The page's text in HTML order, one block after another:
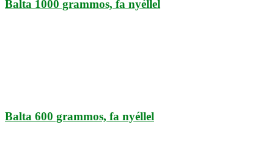
Balta 1000 grammos, fa nyéllel
Balta 600 grammos, fa nyéllel